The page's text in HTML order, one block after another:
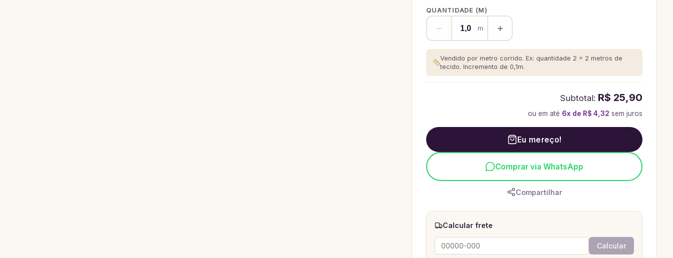
QUANTIDADE (M)
m
Vendido por metro corrido. Ex: quantidade 2 = 2 metros de
tecido. Incremento de 0,1m.
Subtotal: R$ 25,90
ou em até 6x de R$ 4,32 sem juros
Eu mereço!
Comprar via WhatsApp
Compartilhar
Calcular frete
Calcular